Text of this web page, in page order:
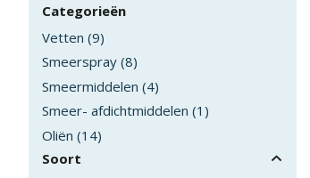
Categorieën
Vetten (9)
Smeerspray (8)
Smeermiddelen (4)
Smeer- afdichtmiddelen (1 )
Oliën (14)
Soort